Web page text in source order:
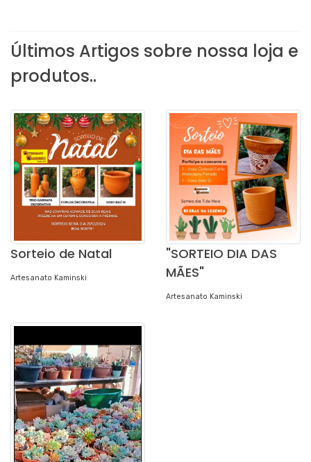
Últimos Artigos sobre nossa loja e
produtos..
Sorteio de Natal
Artesanato Kaminski
"SORTEIO DIA DAS
MÃES"
Artesanato Kaminski